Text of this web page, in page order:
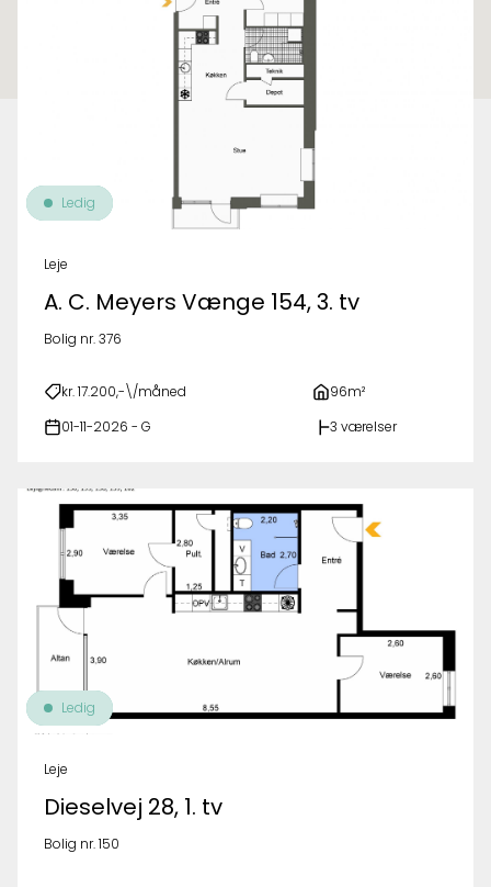
Ledig
Leje
A. C. Meyers Vænge 154, 3. tv
Bolig nr. 376
kr. 17.200,-\/måned 96m²
01-11-2026 - G 3 værelser
Ledig
Leje
Dieselvej 28, 1. tv
Bolig nr. 150